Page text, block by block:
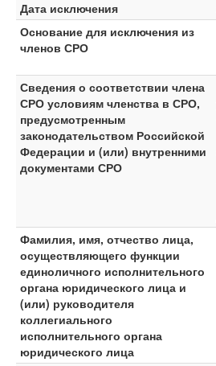
Дата исключения
Основание для исключения из
членов СРО
Сведения о соответствии члена
СРО условиям членства в СРО,
предусмотренным
законодательством Российской
Федерации и (или) внутренними
документами СРО
Фамилия, имя, отчество лица,
осуществляющего функции
единоличного исполнительного
органа юридического лица и
(или) руководителя
коллегиального
исполнительного органа
юридического лица